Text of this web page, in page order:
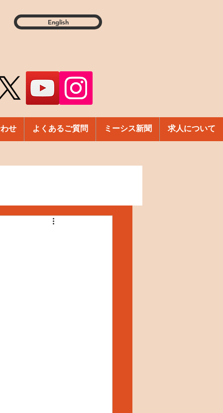
English
せ よくあるご質問 ミーシス新聞 求人について